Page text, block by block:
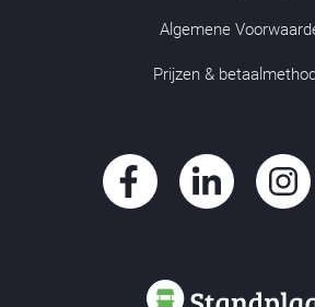
Algemene
Prijzen &